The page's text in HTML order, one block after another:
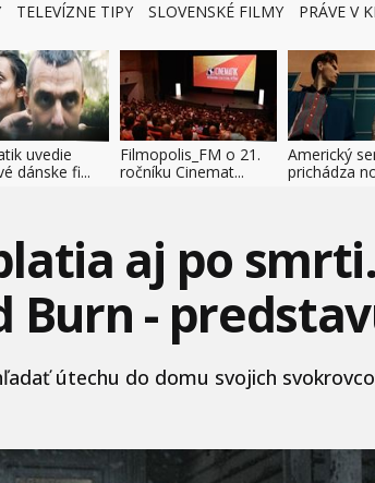
TELEVÍZNE TIPY SLOVENSKÉ FILMY PRÁVE V
uvedie
dánske fi...
Filmopolis_FM o 21.
ročníku Cinemat...
Americký
prichádza
aj po
Burn -
útechu do domu svojich